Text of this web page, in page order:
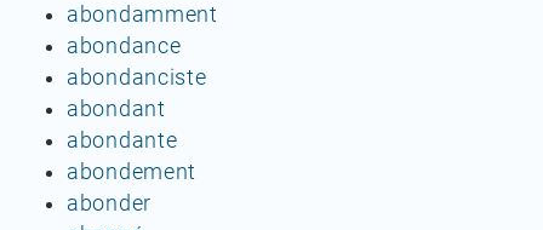
abondamment
abondance
abondanciste
abondant
abondante
abondement
abonder